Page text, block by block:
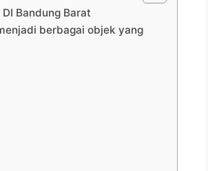
Bandung Barat
berbagai objek yang